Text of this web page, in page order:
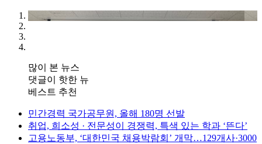
많이 본 뉴스
댓글이 핫한 뉴
베스트 추천
민간경력 국가공무원, 올해 180명 선발
취업, 희소성 · 전문성이 경쟁력, 특색 있는 학과 ‘뜬다’
고용노동부, ‘대한민국 채용박람회’ 개막…129개사·3000